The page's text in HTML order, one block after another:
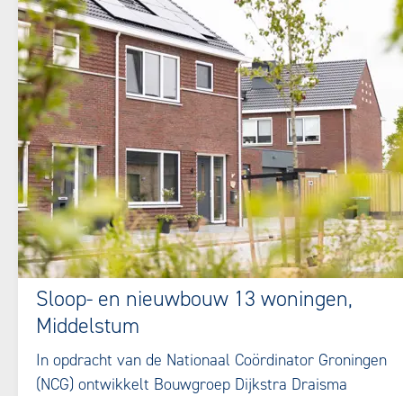
Sloop- en nieuwbouw 13 woningen,
Middelstum
In opdracht van de Nationaal Coördinator Groningen
(NCG) ontwikkelt Bouwgroep Dijkstra Draisma